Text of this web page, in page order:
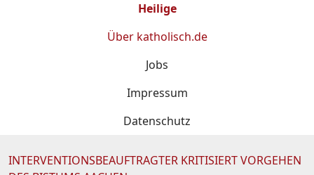
Heilige
Über katholisch.de
Jobs
Impressum
Datenschutz
INTERVENTIONSBEAUFTRAGTER KRITISIERT VORGEHEN